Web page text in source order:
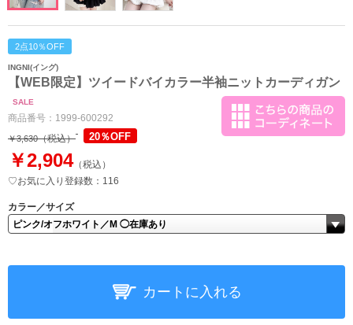
2点10％OFF
INGNI(イング)
【WEB限定】ツイードバイカラー半袖ニットカーディガン
SALE
商品番号： 1999-600292
￥3,630（税込） 20％OFF
￥2,904（税込）
♡お気に入り登録数：116
カラー／サイズ
カートに入れる